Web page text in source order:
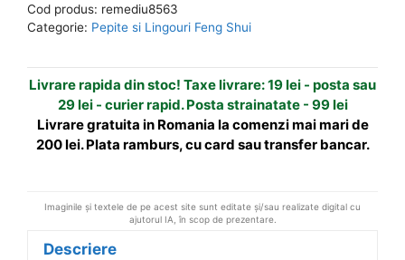
augur
n
t
i
Cod produs: remediu8563
Categorie: Pepite si Lingouri Feng Shui
Livrare rapida din stoc! Taxe livrare: 19 lei - posta sau
29 lei - curier rapid. Posta strainatate - 99 lei
Livrare gratuita in Romania la comenzi mai mari de
200 lei. Plata ramburs, cu card sau transfer bancar.
Imaginile și textele de pe acest site sunt editate și/sau realizate digital cu
ajutorul IA, în scop de prezentare.
Descriere